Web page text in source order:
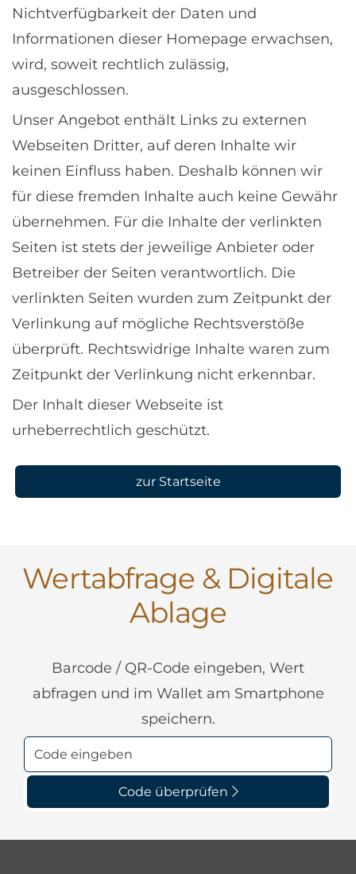
Nichtverfügbarkeit der Daten und
Informationen dieser Homepage erwachsen,
wird, soweit rechtlich zulässig,
ausgeschlossen.
Unser Angebot enthält Links zu externen
Webseiten Dritter, auf deren Inhalte wir
keinen Einfluss haben. Deshalb können wir
für diese fremden Inhalte auch keine Gewähr
übernehmen. Für die Inhalte der verlinkten
Seiten ist stets der jeweilige Anbieter oder
Betreiber der Seiten verantwortlich. Die
verlinkten Seiten wurden zum Zeitpunkt der
Verlinkung auf mögliche Rechtsverstöße
überprüft. Rechtswidrige Inhalte waren zum
Zeitpunkt der Verlinkung nicht erkennbar.
Der Inhalt dieser Webseite ist
urheberrechtlich geschützt.
zur Startseite
Wertabfrage & Digitale
Ablage
Barcode / QR-Code eingeben, Wert
abfragen und im Wallet am Smartphone
speichern.
Code überprüfen